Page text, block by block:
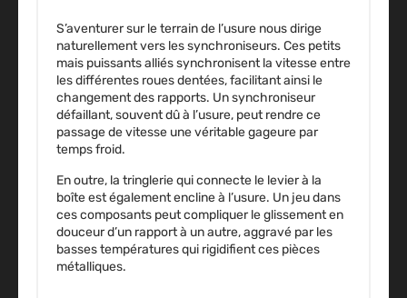
S’aventurer sur le terrain de l’usure nous dirige
naturellement vers les synchroniseurs. Ces petits
mais puissants alliés synchronisent la vitesse entre
les différentes roues dentées, facilitant ainsi le
changement des rapports. Un synchroniseur
défaillant, souvent dû à l’usure, peut rendre ce
passage de vitesse une véritable gageure par
temps froid.
En outre, la tringlerie qui connecte le levier à la
boîte est également encline à l’usure. Un jeu dans
ces composants peut compliquer le glissement en
douceur d’un rapport à un autre, aggravé par les
basses températures qui rigidifient ces pièces
métalliques.